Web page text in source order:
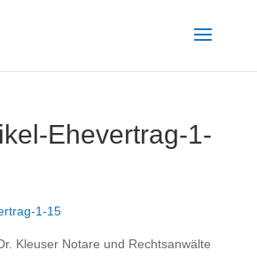
Ehevertrag-1-
1-15
Kleuser Notare und Rechtsanwälte